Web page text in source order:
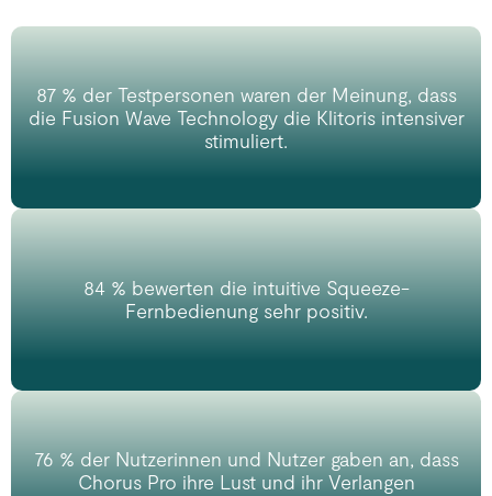
87 % der Testpersonen waren der Meinung, dass
die Fusion Wave Technology die Klitoris intensiver
stimuliert.
84 % bewerten die intuitive Squeeze-
Fernbedienung sehr positiv.
76 % der Nutzerinnen und Nutzer gaben an, dass
Chorus Pro ihre Lust und ihr Verlangen